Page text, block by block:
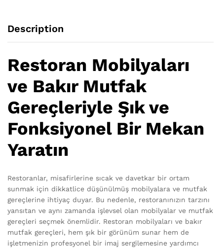
Description
Restoran Mobilyaları
ve Bakır Mutfak
Gereçleriyle Şık ve
Fonksiyonel Bir Mekan
Yaratın
Restoranlar, misafirlerine sıcak ve davetkar bir ortam
sunmak için dikkatlice düşünülmüş mobilyalara ve mutfak
gereçlerine ihtiyaç duyar. Bu nedenle, restoranınızın tarzını
yansıtan ve aynı zamanda işlevsel olan mobilyalar ve mutfak
gereçleri seçmek önemlidir. Restoran mobilyaları ve bakır
mutfak gereçleri, hem şık bir görünüm sunar hem de
işletmenizin profesyonel bir imaj sergilemesine yardımcı